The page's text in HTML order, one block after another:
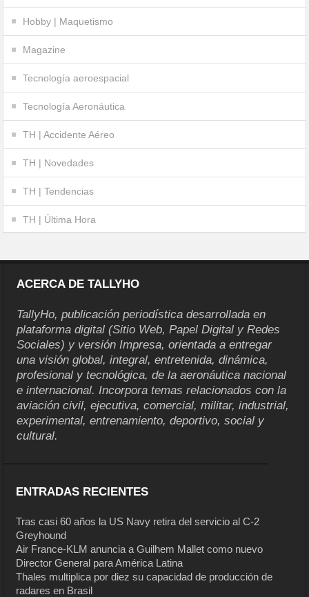
Hobby | Maquetismo
Magazine
Tecnología aeroespacial
Tecnología Aeronáutica
TH | Accidente Aéreo
TH | Novedades
TH | Tendencias
TH | Última Hora
ACERCA DE TALLYHO
TallyHo, publicación periodística desarrollada en
plataforma digital (Sitio Web, Papel Digital y Redes
Sociales) y versión Impresa, orientada a entregar
una visión global, integral, entretenida, dinámica,
profesional y tecnológica, de la aeronáutica nacional
e internacional. Incorpora temas relacionados con la
aviación civil, ejecutiva, comercial, militar, industrial,
experimental, entrenamiento, deportivo, social y
cultural.
ENTRADAS RECIENTES
Tras casi 60 años la US Navy retira del servicio al C-2
Greyhound
Air France-KLM anuncia a Guilhem Mallet como nuevo
Director General para América Latina
Thales multiplica por diez su capacidad de producción de
radares en Brasil